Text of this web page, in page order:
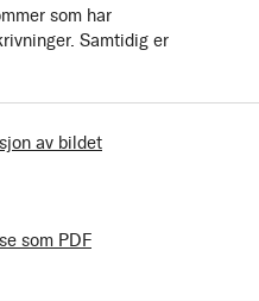
som har
Samtidig er
av bildet
som PDF